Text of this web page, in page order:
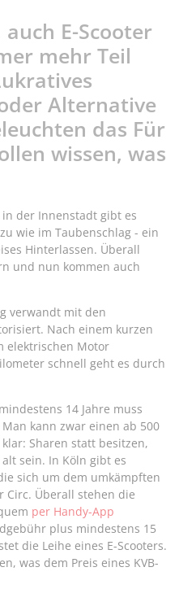
E-Scooter
mehr Teil
Alternative
das Für
wissen, was
der Innenstadt gibt es
wie im Taubenschlag - ein
Hinterlassen. Überall
und nun kommen auch
verwandt mit den
Nach einem kurzen
elektrischen Motor
schnell geht es durch
14 Jahre muss
kann zwar einen ab 500
Sharen statt besitzen,
sein. In Köln gibt es
sich um dem umkämpften
Circ. Überall stehen die
per Handy-App
plus mindestens 15
die Leihe eines E-Scooters.
was dem Preis eines KVB-